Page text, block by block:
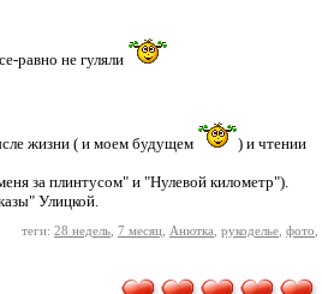
равно не гуляли
жизни ( и моем будущем
) и чтении
за плинтусом" и "Нулевой километр").
Улицкой.
теги: 28 недель 7 месяц Анютка рукоделье фото